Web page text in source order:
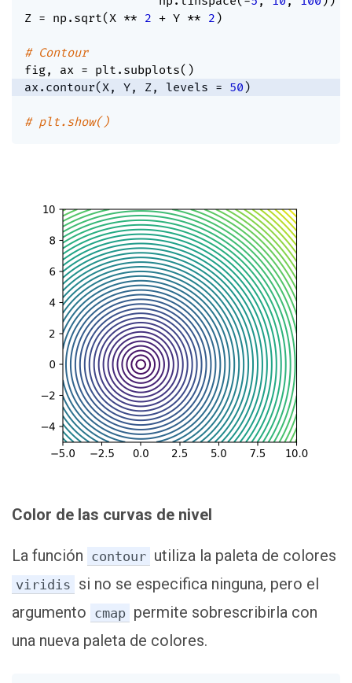
Z = np . sqrt(X ** 2 + Y ** 2 )
# Contour
fig, ax = plt . subplots( )
ax . contour(X, Y, Z, levels = 50 )
# plt.show()
Color de las curvas de nivel
La función contour utiliza la paleta de colores
viridis si no se especifica ninguna, pero el
argumento cmap permite sobrescribirla con
una nueva paleta de colores.